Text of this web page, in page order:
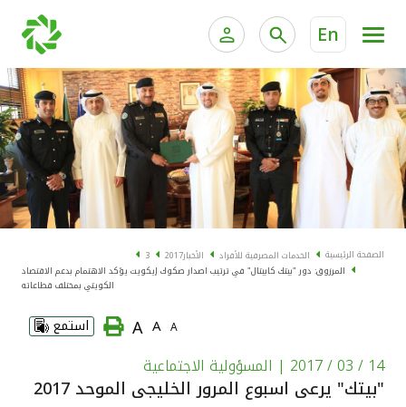
En
الخدمات المصرفية الإلكترونية للأفراد
الخدمات المصرفية الإلكترونية للشركات
خدمة "بيتك" للتداول الإلكتروني
الخدمات المصرفية للأفراد الخدمات المالية الخاصة
الحسابات المصرفية
البطاقات
"برامج العملاء"
الاستثمار
الصفحة الرئيسية الخدمات المصرفية للأفراد الأخبار2017
3
المرزوق: دور "بيتك كابيتال" في ترتيب اصدار صكوك إيكويت يؤكد الاهتمام بدعم الاقتصاد
الكويتي بمختلف قطاعاته
A
A
A استمع
14 / 03 / 2017 | المسؤولية الاجتماعية
"بيتك" يرعى اسبوع المرور الخليجى الموحد 2017